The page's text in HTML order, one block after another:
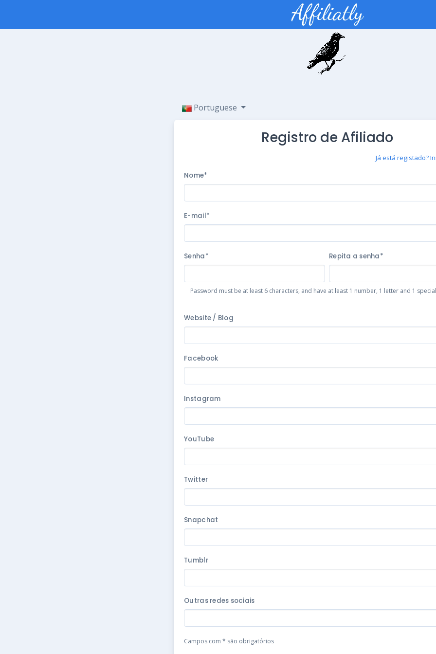
Portuguese
Registro de Afiliado
Já está registado?
Nome*
E-mail*
Senha* Repita a senha*
Password must be at least 6 characters, and have at least 1 number, 1 letter and 1
Website / Blog
Facebook
Instagram
YouTube
Twitter
Snapchat
Tumblr
Outras redes sociais
Campos com * são obrigatórios